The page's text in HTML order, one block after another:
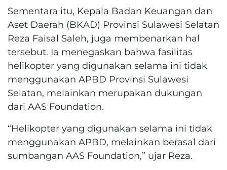
Sementara itu, Kepala Badan Keuangan dan
Aset Daerah (BKAD) Provinsi Sulawesi Selatan
Reza Faisal Saleh, juga membenarkan hal
tersebut. Ia menegaskan bahwa fasilitas
helikopter yang digunakan selama ini tidak
menggunakan APBD Provinsi Sulawesi
Selatan, melainkan merupakan dukungan
dari AAS Foundation.
“Helikopter yang digunakan selama ini tidak
menggunakan APBD, melainkan berasal dari
sumbangan AAS Foundation,” ujar Reza.